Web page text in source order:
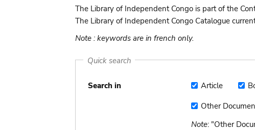
The Library of Independent Congo is part of the
The Library of Independent Congo Catalogue
Note : keywords are in french only.
Quick search
Search in Article
Article
Other
Document
Other
Note: "Other